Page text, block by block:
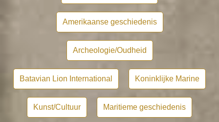
Amerikaanse geschiedenis
Archeologie/Oudheid
Batavian Lion International Koninklijke Marine
Kunst/Cultuur Maritieme geschiedenis